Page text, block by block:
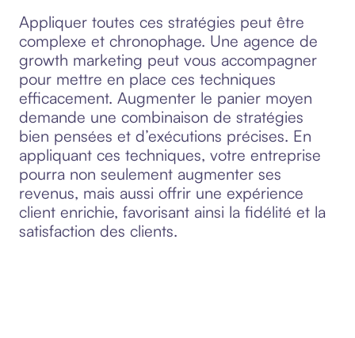
Appliquer toutes ces stratégies peut être
complexe et chronophage. Une agence de
growth marketing peut vous accompagner
pour mettre en place ces techniques
efficacement. Augmenter le panier moyen
demande une combinaison de stratégies
bien pensées et d’exécutions précises. En
appliquant ces techniques, votre entreprise
pourra non seulement augmenter ses
revenus, mais aussi offrir une expérience
client enrichie, favorisant ainsi la fidélité et la
satisfaction des clients.